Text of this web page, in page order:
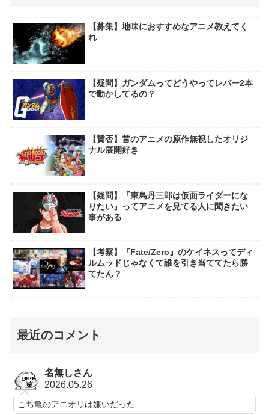
【募集】地味におすすめなアニメ教えてく
れ
【疑問】ガンダムってどうやってレバー2本
で動かしてるの？
【賛否】昔のアニメの原作無視したオリジ
ナル展開好き
【疑問】『東島丹三郎は仮面ライダーにな
りたい』ってアニメを見てる人に聞きたい
事がある
【考察】『Fate/Zero』のケイネスってディ
ルムッドじゃなくて誰を引き当ててたら勝
てたん？
最近のコメント
名無しさん
2026.05.26
こち亀のアニオリは嫌いだった